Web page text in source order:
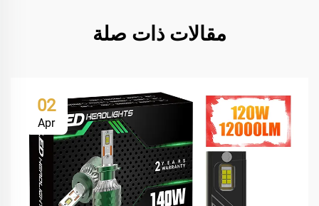
مقالات ذات صلة
02
Apr